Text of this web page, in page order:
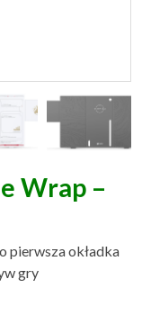
Wrap –
pierwsza okładka
gry